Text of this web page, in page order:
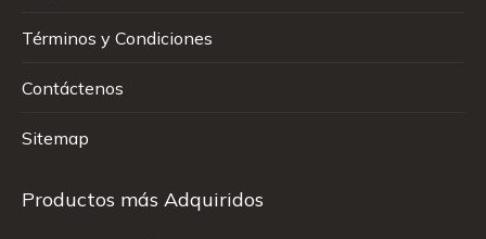
Términos y Condiciones
Contáctenos
Sitemap
Productos más Adquiridos